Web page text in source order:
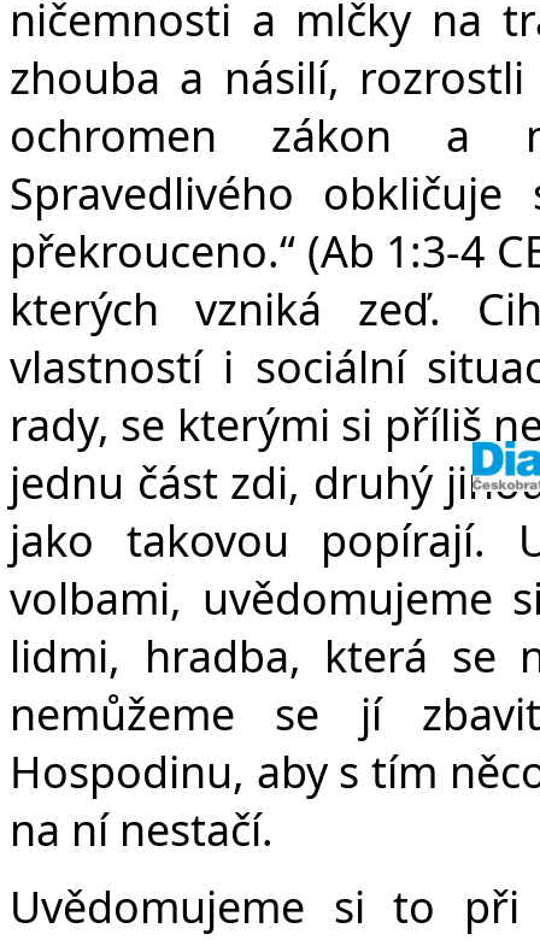
ničemnosti a mlčky na
zhouba a násilí,
ochromen zákon a
Spravedlivého
překrouceno.“ (Ab 1:3-4
kterých vzniká zeď.
vlastností i sociální
rady, se kterými si příliš
jednu část zdi, druhý
jako takovou popírají.
volbami, uvědomujeme
lidmi, hradba, která se
nemůžeme se jí
Hospodinu, aby s tím
na ní nestačí.
Uvědomujeme si to